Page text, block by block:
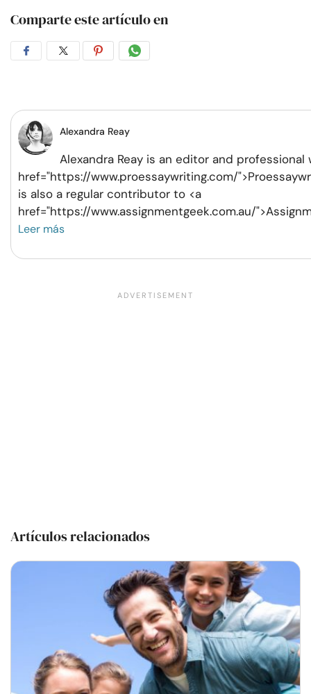
Comparte este artículo en
CompartirCompartirCompartirCompartir
Alexandra Reay
Alexandra Reay is an editor and professional
href="https://www.proessaywriting.com/
is also a regular contributor to <a
href="https://www.assignmentgeek.com.au/
Leer más
Artículos relacionados